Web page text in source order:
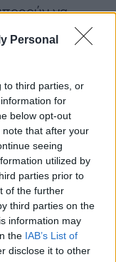
Personal
to third parties, or
for
below opt-out
that after your
seeing
utilized by
parties prior to
of the further
third parties on the
information may
the IAB’s List of
disclose it to other
να
γραφείο του
μέχρι την
Ο ΔΗΜΑΡΧΟΣ